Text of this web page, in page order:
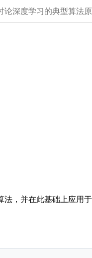
深度学习的典型算法
精选的基本算法及其典
其中的内容比较多，
料，结合过去多年的
，并在此基础上应用